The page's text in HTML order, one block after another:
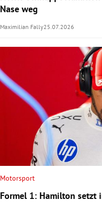
Nase weg
Maximilian Fally25.07.2026
Motorsport
Formel 1: Hamilton setzt